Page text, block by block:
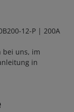
12-P | 200A
bei uns, im
in